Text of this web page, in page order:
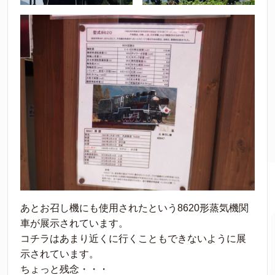
あとお召し機にも使用されたという8620形蒸気機関
車が展示されています。
コチラはあまり近くに行くこともできないように展
示されています。
ちょっと残念・・・